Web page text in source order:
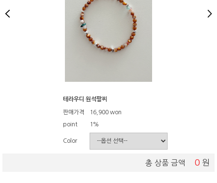
테라우디 원석팔찌
판매가격 16,900 won
point 1%
Color
총 상품 금액 0 원